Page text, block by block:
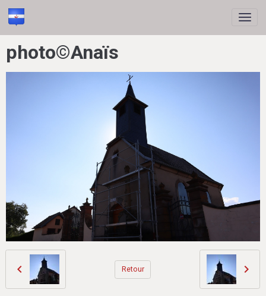
photo©Anaïs
Retour